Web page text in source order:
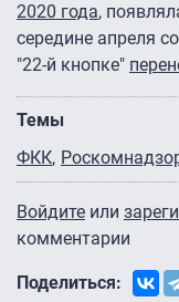
2020 года,
середине апреля
"22-й кнопке"
Темы
ФКК
Войдите или
комментарии
Поделиться: